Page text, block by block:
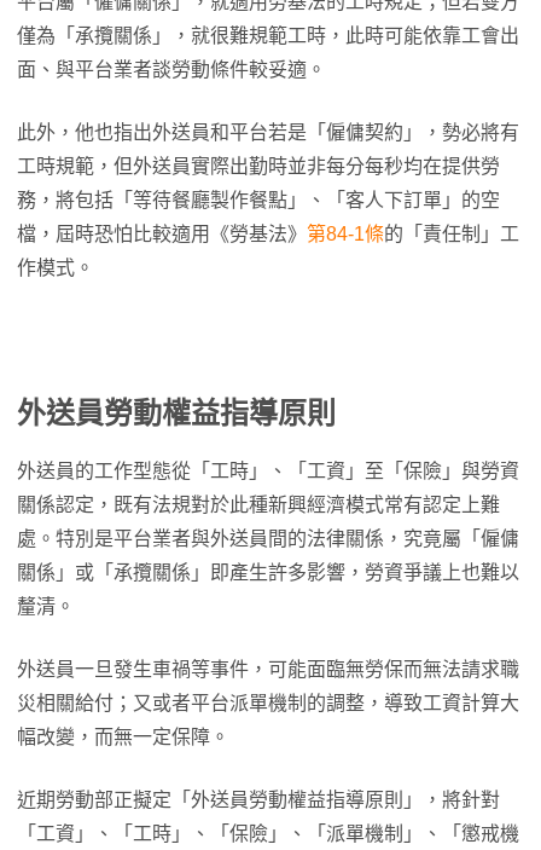
僅為「承攬關係」，就很難規範工時，此時可能依靠工會出
面、與平台業者談勞動條件較妥適。
此外，他也指出外送員和平台若是「僱傭契約」，勢必將有
工時規範，但外送員實際出勤時並非每分每秒均在提供勞
務，將包括「等待餐廳製作餐點」、「客人下訂單」的空
檔，屆時恐怕比較適用《勞基法》 第84-1條的「責任制」工
作模式。
外送員勞動權益指導原則
外送員的工作型態從「工時」、「工資」至「保險」與勞資
關係認定，既有法規對於此種新興經濟模式常有認定上難
處。特別是平台業者與外送員間的法律關係，究竟屬「僱傭
關係」或「承攬關係」即產生許多影響，勞資爭議上也難以
釐清。
外送員一旦發生車禍等事件，可能面臨無勞保而無法請求職
災相關給付；又或者平台派單機制的調整，導致工資計算大
幅改變，而無一定保障。
近期勞動部正擬定「外送員勞動權益指導原則」，將針對
「工資」、「工時」、「保險」、「派單機制」、「懲戒機